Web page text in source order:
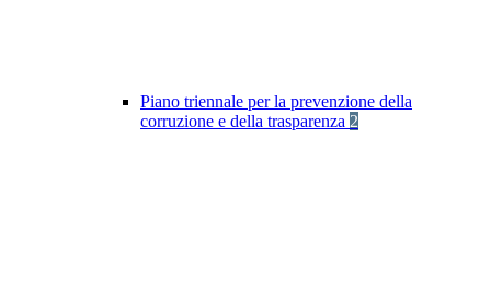
Piano triennale per la prevenzione della
corruzione e della trasparenza 2